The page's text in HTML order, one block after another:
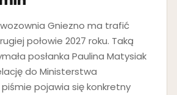
Gniezno ma trafić
połowie 2027 roku. Taką
posłanka Paulina Matysiak
do Ministerstwa
pojawia się konkretny